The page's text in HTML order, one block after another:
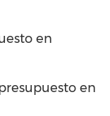
en
en